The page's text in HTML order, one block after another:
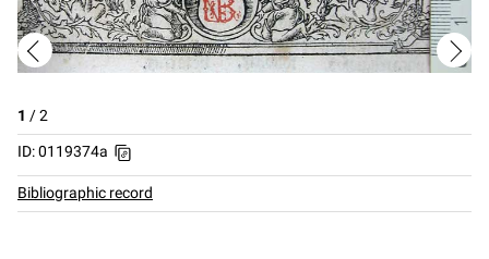
1 /2
ID: 0119374a
Bibliographic record